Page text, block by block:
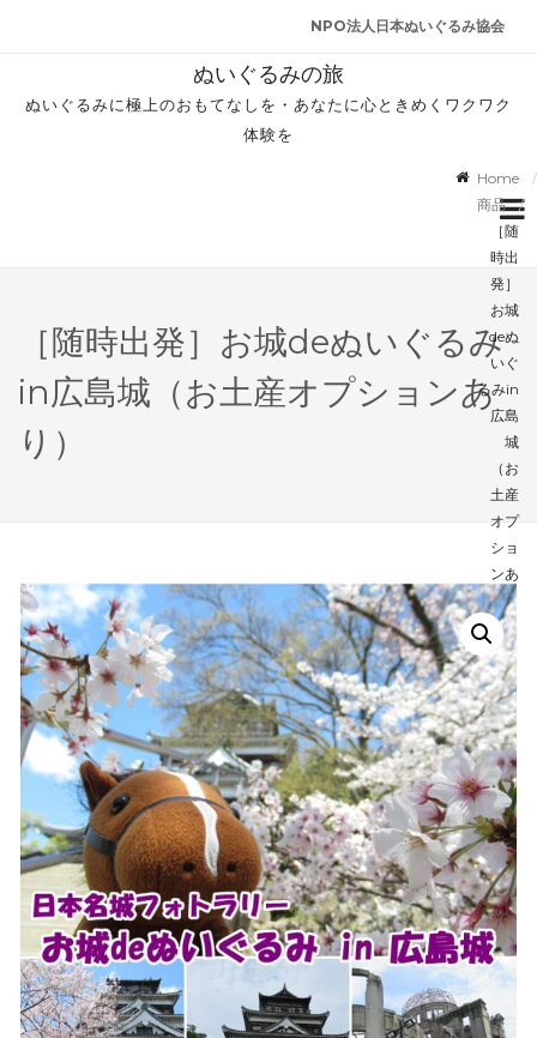
NPO法人日本ぬいぐるみ協会
ぬいぐるみの旅
ぬいぐるみに極上のおもてなしを・あなたに心ときめくワクワク
体験を
［随時出発］お城deぬいぐるみ
in広島城（お土産オプションあ
り）
Home
商品
［随
時出
発］
お城
deぬ
いぐ
るみin
広島
城
（お
土産
オプ
ショ
ンあ
り）